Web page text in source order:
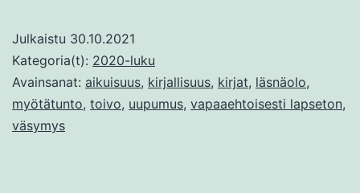
Julkaistu 30.10.2021
Kategoria(t): 2020-luku
Avainsanat: aikuisuus, kirjallisuus, kirjat, läsnäolo,
myötätunto, toivo, uupumus, vapaaehtoisesti lapseton,
väsymys